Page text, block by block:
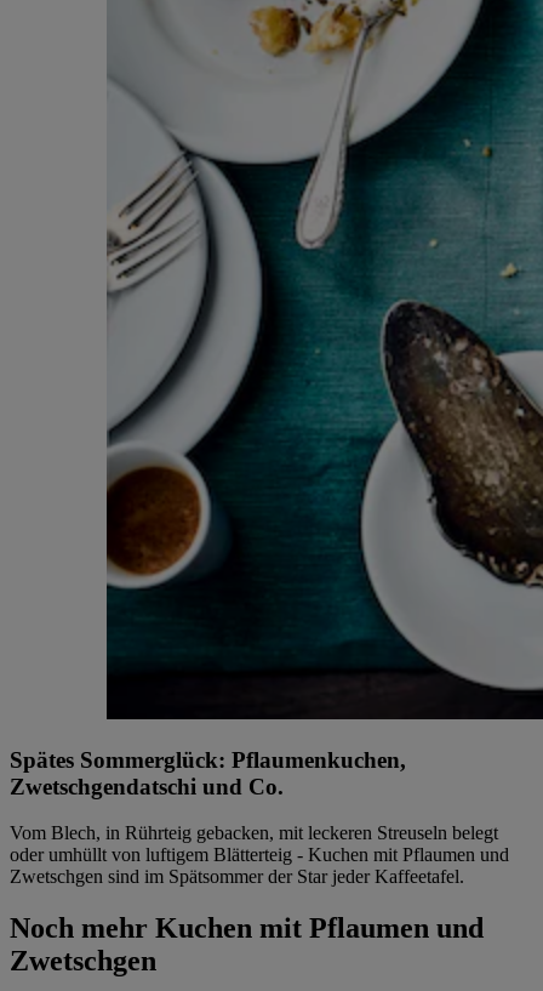
Spätes Sommerglück: Pflaumenkuchen,
Zwetschgendatschi und Co.
Vom Blech, in Rührteig gebacken, mit leckeren Streuseln belegt
oder umhüllt von luftigem Blätterteig - Kuchen mit Pflaumen und
Zwetschgen sind im Spätsommer der Star jeder Kaffeetafel.
Noch mehr Kuchen mit Pflaumen und
Zwetschgen